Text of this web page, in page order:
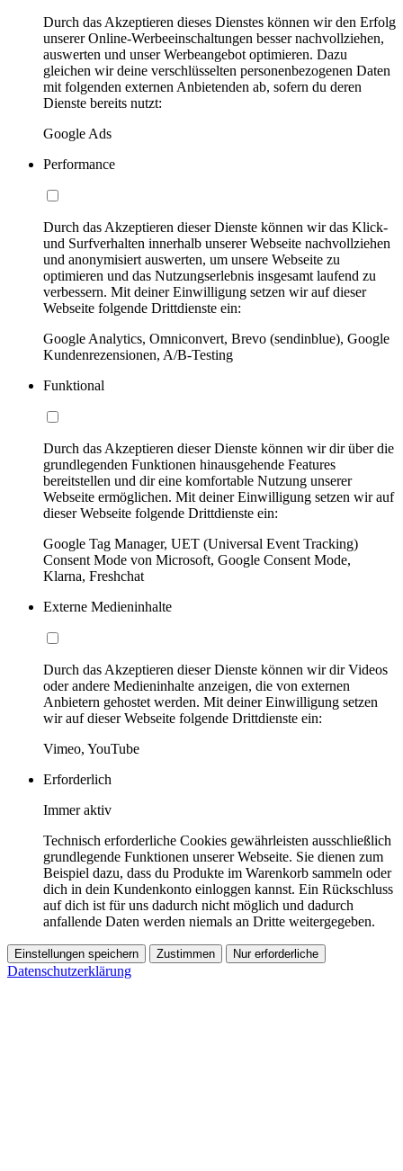
Durch das Akzeptieren dieses Dienstes können wir den Erfolg
unserer Online-Werbeeinschaltungen besser nachvollziehen,
auswerten und unser Werbeangebot optimieren. Dazu
gleichen wir deine verschlüsselten personenbezogenen Daten
mit folgenden externen Anbietenden ab, sofern du deren
Dienste bereits nutzt:
Google Ads
Performance
Durch das Akzeptieren dieser Dienste können wir das Klick-
und Surfverhalten innerhalb unserer Webseite nachvollziehen
und anonymisiert auswerten, um unsere Webseite zu
optimieren und das Nutzungserlebnis insgesamt laufend zu
verbessern. Mit deiner Einwilligung setzen wir auf dieser
Webseite folgende Drittdienste ein:
Google Analytics, Omniconvert, Brevo (sendinblue), Google
Kundenrezensionen, A/B-Testing
Funktional
Durch das Akzeptieren dieser Dienste können wir dir über die
grundlegenden Funktionen hinausgehende Features
bereitstellen und dir eine komfortable Nutzung unserer
Webseite ermöglichen. Mit deiner Einwilligung setzen wir auf
dieser Webseite folgende Drittdienste ein:
Google Tag Manager, UET (Universal Event Tracking)
Consent Mode von Microsoft, Google Consent Mode,
Klarna, Freshchat
Externe Medieninhalte
Durch das Akzeptieren dieser Dienste können wir dir Videos
oder andere Medieninhalte anzeigen, die von externen
Anbietern gehostet werden. Mit deiner Einwilligung setzen
wir auf dieser Webseite folgende Drittdienste ein:
Vimeo, YouTube
Erforderlich
Immer aktiv
Technisch erforderliche Cookies gewährleisten ausschließlich
grundlegende Funktionen unserer Webseite. Sie dienen zum
Beispiel dazu, dass du Produkte im Warenkorb sammeln oder
dich in dein Kundenkonto einloggen kannst. Ein Rückschluss
auf dich ist für uns dadurch nicht möglich und dadurch
anfallende Daten werden niemals an Dritte weitergegeben.
Einstellungen speichern Zustimmen Nur erforderliche
Datenschutzerklärung